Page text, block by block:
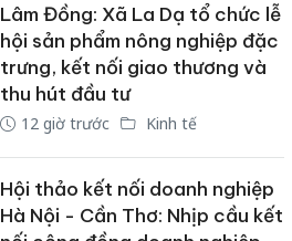
Lâm Đồng: Xã La Dạ tổ chức lễ
hội sản phẩm nông nghiệp đặc
trưng, kết nối giao thương và
thu hút đầu tư
12 giờ trước Kinh tế
Hội thảo kết nối doanh nghiệp
Hà Nội - Cần Thơ: Nhịp cầu kết